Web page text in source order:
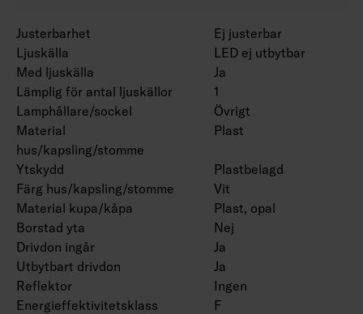
Justerbarhet
Ej justerbar
Ljuskälla
LED ej utbytbar
Med ljuskälla
Ja
Lämplig för antal ljuskällor
1
Lamphållare/sockel
Övrigt
Material
hus/kapsling/stomme
Plast
Ytskydd
Plastbelagd
Färg hus/kapsling/stomme
Vit
Material kupa/kåpa
Plast, opal
Borstad yta
Nej
Drivdon ingår
Ja
Utbytbart drivdon
Ja
Reflektor
Ingen
Energieffektivitetsklass
F